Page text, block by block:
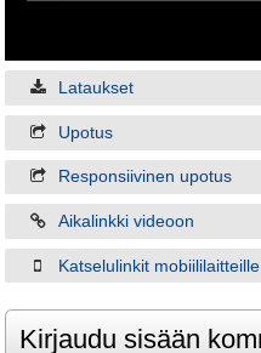
Lataukset
Upotus
Responsiivinen upotus
Aikalinkki videoon
Katselulinkit mobiililaitteille